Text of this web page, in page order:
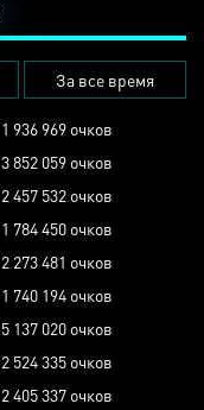
За все время
1 936 969 очков
3 852 059 очков
2 457 532 очков
1 784 450 очков
2 273 481 очков
1 740 194 очков
5 137 020 очков
2 524 335 очков
2 405 337 очков